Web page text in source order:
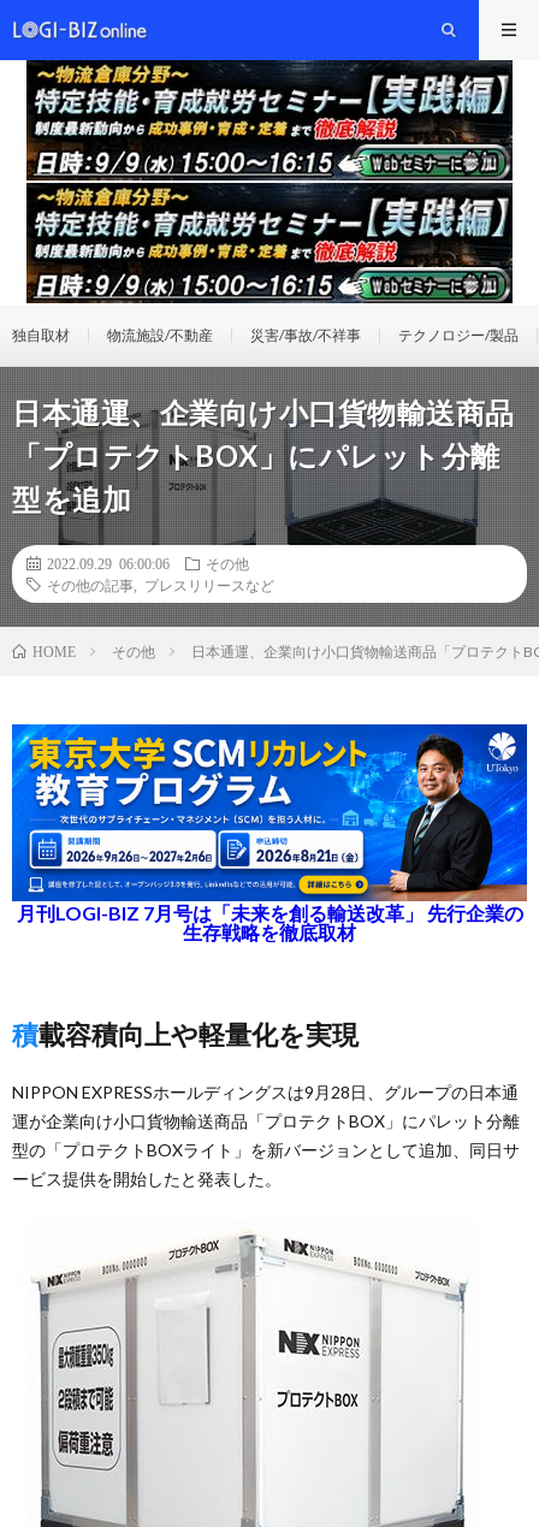
独自取材 物流施設/不動産 災害/事故/不祥事 テクノロジー/製品
日本通運、企業向け小口貨物輸送商品
「プロテクトBOX」にパレット分離
型を追加
2022.09.29 06:00:06
その他
その他の記事
プレスリリースなど
HOME その他 日本通運、企業向け小口貨物輸送商品「プロテクト
月刊LOGI-BIZ 7月号は「未来を創る輸送改革」 先行企業の
生存戦略を徹底取材
積載容積向上や軽量化を実現
NIPPON EXPRESSホールディングスは9月28日、グループの日本通
運が企業向け小口貨物輸送商品「プロテクトBOX」にパレット分離
型の「プロテクトBOXライト」を新バージョンとして追加、同日サ
ービス提供を開始したと発表した。